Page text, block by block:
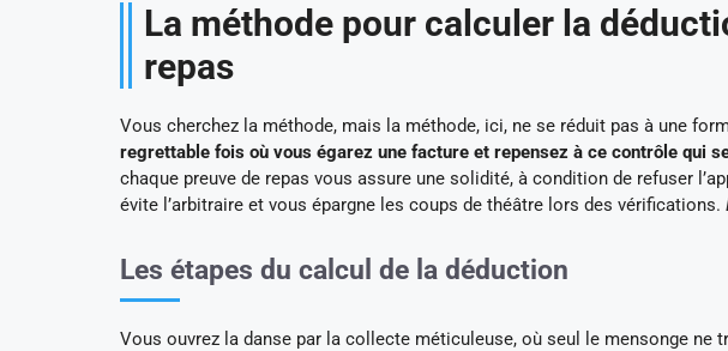
La méthode pour calculer la
repas
Vous cherchez la méthode, mais la méthode, ici, ne se réduit pas à une
regrettable fois où vous égarez une facture et repensez à ce contrôle qui
chaque preuve de repas vous assure une solidité, à condition de refuser
évite l’arbitraire et vous épargne les coups de théâtre lors des vérifications.
Les étapes du calcul de la déduction
Vous ouvrez la danse par la collecte méticuleuse, où seul le mensonge ne